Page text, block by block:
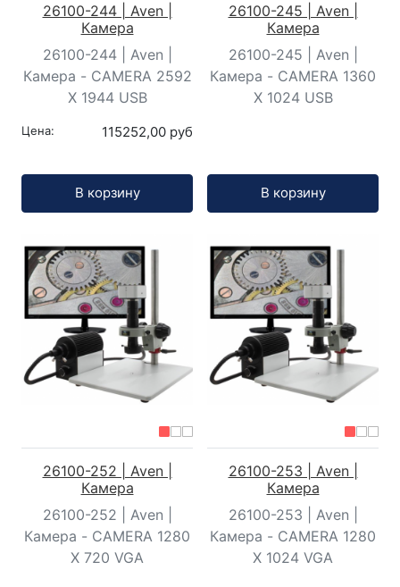
26100-244 | Aven |
Камера
26100-244 | Aven |
Камера - CAMERA 2592
X 1944 USB
Цена: 115252,00 руб
В корзину
26100-245 | Aven |
Камера
26100-245 | Aven |
Камера - CAMERA 1360
X 1024 USB
В корзину
26100-252 | Aven |
Камера
26100-252 | Aven |
Камера - CAMERA 1280
X 720 VGA
26100-253 | Aven |
Камера
26100-253 | Aven |
Камера - CAMERA 1280
X 1024 VGA